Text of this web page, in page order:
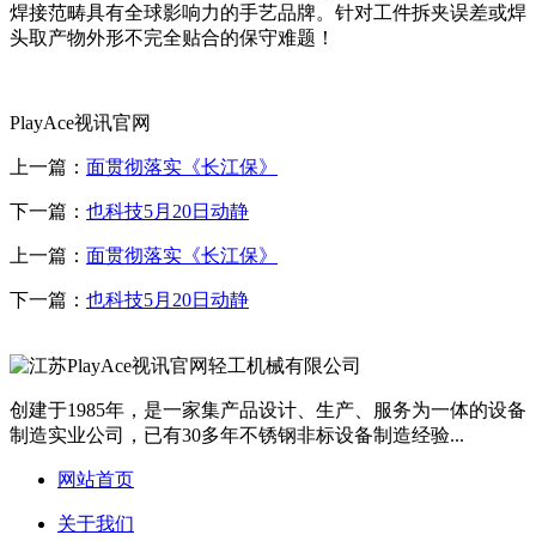
焊接范畴具有全球影响力的手艺品牌。针对工件拆夹误差或焊
头取产物外形不完全贴合的保守难题！
PlayAce视讯官网
上一篇： 面贯彻落实《长江保》
下一篇： 也科技5月20日动静
上一篇： 面贯彻落实《长江保》
下一篇： 也科技5月20日动静
创建于1985年，是一家集产品设计、生产、服务为一体的设备
制造实业公司，已有30多年不锈钢非标设备制造经验...
网站首页
关于我们